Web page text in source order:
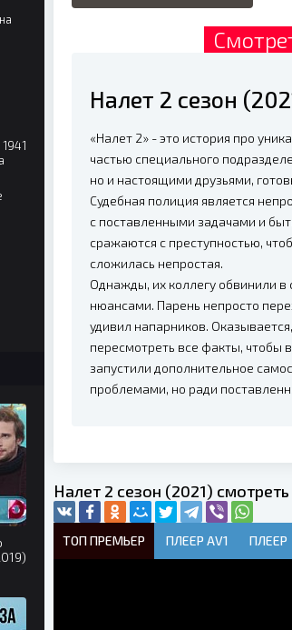
Налет 2 сезон
«Налет 2» - это история про
частью специального
но и настоящими друзьями,
Судебная полиция является
с поставленными задачами и
сражаются с преступностью,
сложилась непростая.
Однажды, их коллегу обвинили в
нюансами. Парень непросто
удивил напарников.
пересмотреть все факты, чтобы
запустили дополнительное
проблемами, но ради
Налет 2 сезон (2021)
ТОП ПРЕМЬЕР ПЛЕЕР AV1 ПЛЕЕР